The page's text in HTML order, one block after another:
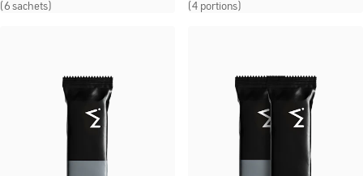
(6 sachets) (4 portions)